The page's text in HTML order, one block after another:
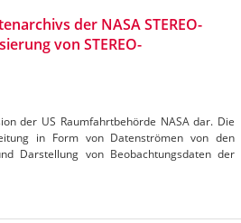
der NASA STEREO-
von STEREO-
der US Raumfahrtbehörde NASA dar. Die
in Form von Datenströmen von den
Darstellung von Beobachtungsdaten der